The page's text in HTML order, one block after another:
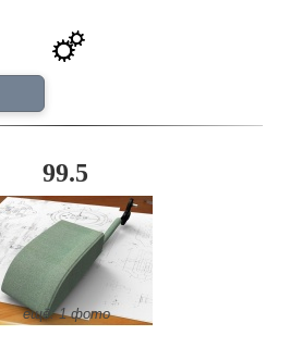
99.5
ещё: 1 фото